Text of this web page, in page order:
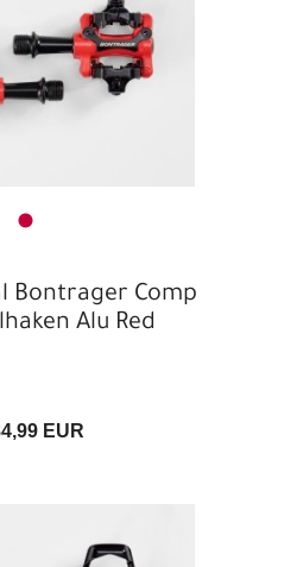
Bontrager Comp
Alu Red
EUR